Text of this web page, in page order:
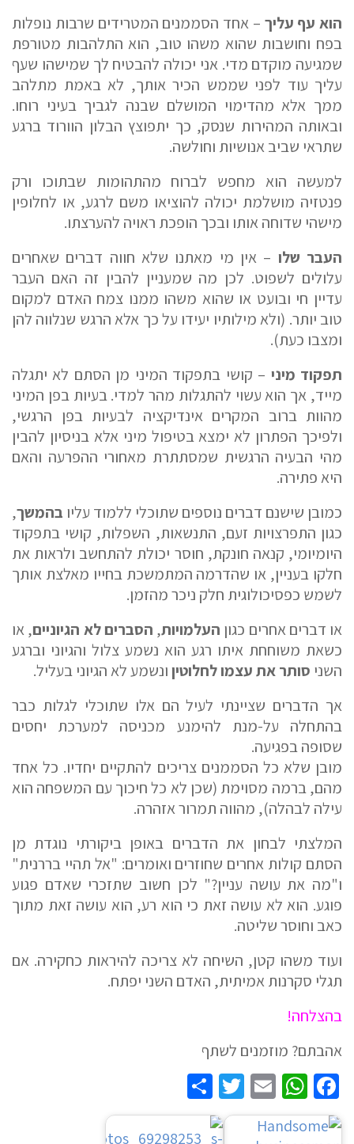
הוא עף עליך – אחד הסממנים המטרידים שרבות נופלות
בפח וחושבות שהוא משהו טוב, הוא התלהבות מטורפת
שמגיעה מוקדם מדי. אני יכולה להבטיח לך שמישהו שעף
עליך עוד לפני שממש הכיר אותך, לא באמת מתלהב
ממך אלא מהדימוי המושלם שבנה לגביך בעיני רוחו.
ובאותה המהירות שנסק, כך יתפוצץ הבלון הוורוד ברגע
שתראי שביב אנושיות וחולשה.
למעשה הוא מחפש לברוח מהתהומות שבתוכו ורק
פנטזיה מושלמת יכולה להוציאו משם לרגע, או לחלופין
מישהי שדוחה אותו ובכך הופכת ראויה להערצתו.
העבר שלו – אין מי מאתנו שלא חווה דברים שאחרים
עלולים לשפוט. לכן מה שמעניין להבין זה האם העבר
עדיין חי ובועט או שהוא משהו ממנו צמח האדם למקום
טוב יותר. (ולא מילותיו יעידו על כך אלא הרגש שנלווה להן
ומצבו כעת).
תפקוד מיני – קושי בתפקוד המיני מן הסתם לא יתגלה
מייד, אך הוא עשוי להתגלות מהר למדי. בעיות בפן המיני
מהוות ברוב המקרים אינדיקציה לבעיות בפן הרגשי,
ולפיכך הפתרון לא ימצא בטיפול מיני אלא בניסיון להבין
מהי הבעיה הרגשית שמסתתרת מאחורי ההפרעה והאם
היא פתירה.
כמובן שישנם דברים נוספים שתוכלי ללמוד עליו בהמשך,
כגון התפרצויות זעם, התנשאות, השפלות, קושי בתפקוד
היומיומי, קנאה חונקת, חוסר יכולת להתחשב ולראות את
חלקו בעניין, או שהדרמה המתמשכת בחייו מאלצת אותך
לשמש כפסיכולוגית חלק ניכר מהזמן.
או דברים אחרים כגון העלמויות, הסברים לא הגיוניים, או
כשאת משוחחת איתו רגע הוא נשמע צלול והגיוני וברגע
השני סותר את עצמו לחלוטיןונשמע לא הגיוני בעליל.
אך הדברים שציינתי לעיל הם אלו שתוכלי לגלות כבר
בהתחלה על-מנת להימנע מכניסה למערכת יחסים
שסופה בפגיעה.
מובן שלא כל הסממנים צריכים להתקיים יחדיו. כל אחד
מהם, ברמה מסוימת (שכן לא כל חיכוך עם המשפחה הוא
עילה לבהלה), מהווה תמרור אזהרה.
המלצתי לבחון את הדברים באופן ביקורתי נוגדת מן
הסתם קולות אחרים שחוזרים ואומרים: "אל תהיי בררנית"
ו"מה את עושה עניין?" לכן חשוב שתזכרי שאדם פגוע
פוגע. הוא לא עושה זאת כי הוא רע, הוא עושה זאת מתוך
כאב וחוסר שליטה.
ועוד משהו קטן, השיחה לא צריכה להיראות כחקירה. אם
תגלי סקרנות אמיתית, האדם השני יפתח.
בהצלחה!
אהבתם? מוזמנים לשתף
Facebook
WhatsApp
Email
Twitter